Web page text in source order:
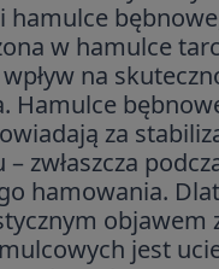
hamulce
w hamulce
na
Hamulce
za
zwłaszcza
hamowania.
objawem
jest